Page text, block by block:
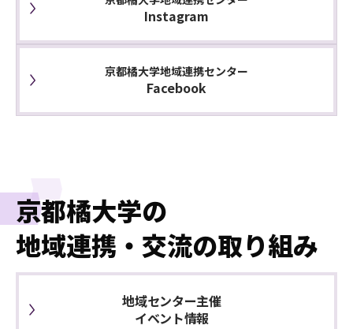
Instagram
京都橘大学地域連携センター
Facebook
京都橘大学の
地域連携・交流の取り組み
地域センター主催
イベント情報